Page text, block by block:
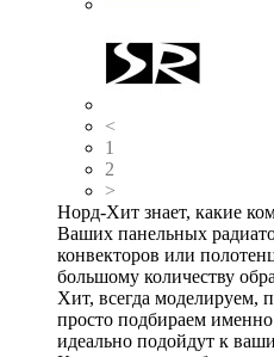
<
1
2
>
Норд-Хит знает, какие
Ваших панельных
конвекторов или
большому количеству
Хит, всегда моделируем,
просто подбираем
идеально подойдут к